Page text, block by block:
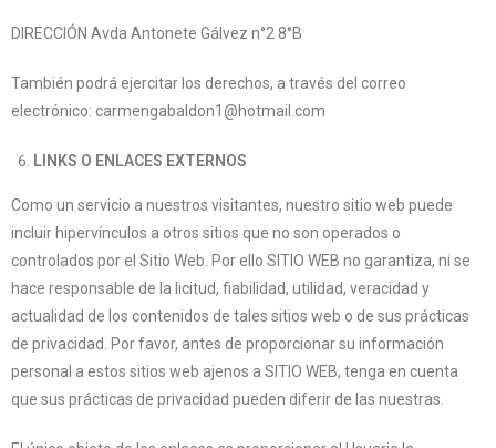
DIRECCIÓN Avda Antonete Gálvez n°2 8°B
También podrá ejercitar los derechos, a través del correo
electrónico: carmengabaldon1@hotmail.com
LINKS O ENLACES EXTERNOS
Como un servicio a nuestros visitantes, nuestro sitio web puede
incluir hipervínculos a otros sitios que no son operados o
controlados por el Sitio Web. Por ello SITIO WEB no garantiza, ni se
hace responsable de la licitud, fiabilidad, utilidad, veracidad y
actualidad de los contenidos de tales sitios web o de sus prácticas
de privacidad. Por favor, antes de proporcionar su información
personal a estos sitios web ajenos a SITIO WEB, tenga en cuenta
que sus prácticas de privacidad pueden diferir de las nuestras.